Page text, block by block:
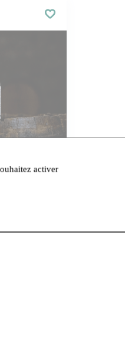
activer